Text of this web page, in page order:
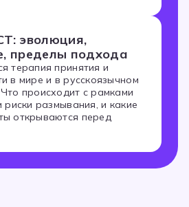
эволюция,
пределы подхода
терапия принятия и
в мире и в русскоязычном
происходит с рамками
риски размывания, и какие
открываются перед